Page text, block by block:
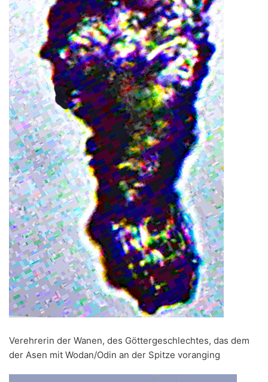
Verehrerin der Wanen, des Göttergeschlechtes, das dem
der Asen mit Wodan/Odin an der Spitze voranging